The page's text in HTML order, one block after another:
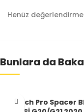
Henüz değerlendirme
Bunlara da
Aibach Pro Spacer